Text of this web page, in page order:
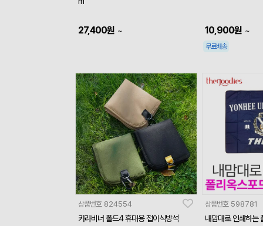
27,400원 ~ 10,900원 ~
무료배송
상품번호 824554
카라비너 폴드4 휴대용 접이식방석
상품번호 598781
내맘대로 인쇄하는